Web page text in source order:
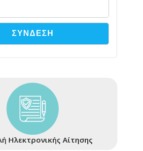
Ηλεκτρονικής Αίτησης